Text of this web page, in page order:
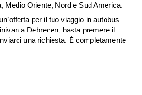
Medio Oriente, Nord e Sud America.
per il tuo viaggio in autobus
a Debrecen, basta premere il
una richiesta. È completamente